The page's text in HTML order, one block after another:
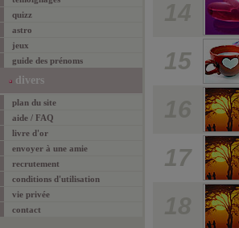
quizz
astro
jeux
guide des prénoms
divers
plan du site
aide / FAQ
livre d'or
envoyer à une amie
recrutement
conditions d'utilisation
vie privée
contact
15
17